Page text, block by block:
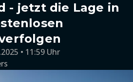
- jetzt die Lage in
• 11:59 Uhr